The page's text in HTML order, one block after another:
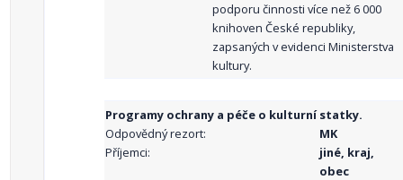
podporu činnosti více než 6 000
knihoven České republiky,
zapsaných v evidenci Ministerstva
kultury.
Programy ochrany a péče o kulturní statky.
Odpovědný rezort:
MK
Příjemci:
jiné, kraj,
obec